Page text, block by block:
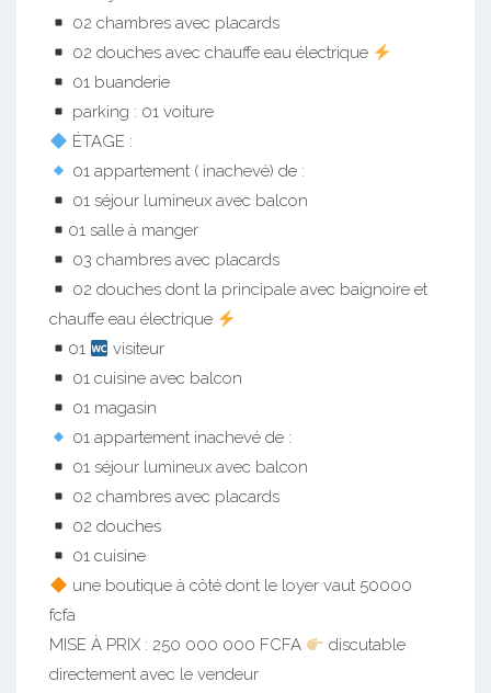
02 chambres avec placards
02 douches avec chauffe eau électrique
01 buanderie
parking : 01 voiture
ÉTAGE :
01 appartement ( inachevé) de :
01 séjour lumineux avec balcon
01 salle à manger
03 chambres avec placards
02 douches dont la principale avec baignoire et
chauffe eau électrique
01
visiteur
01 cuisine avec balcon
01 magasin
01 appartement inachevé de :
01 séjour lumineux avec balcon
02 chambres avec placards
02 douches
01 cuisine
une boutique à côté dont le loyer vaut 50000
fcfa
MISE À PRIX : 250 000 000 FCFA
discutable
directement avec le vendeur